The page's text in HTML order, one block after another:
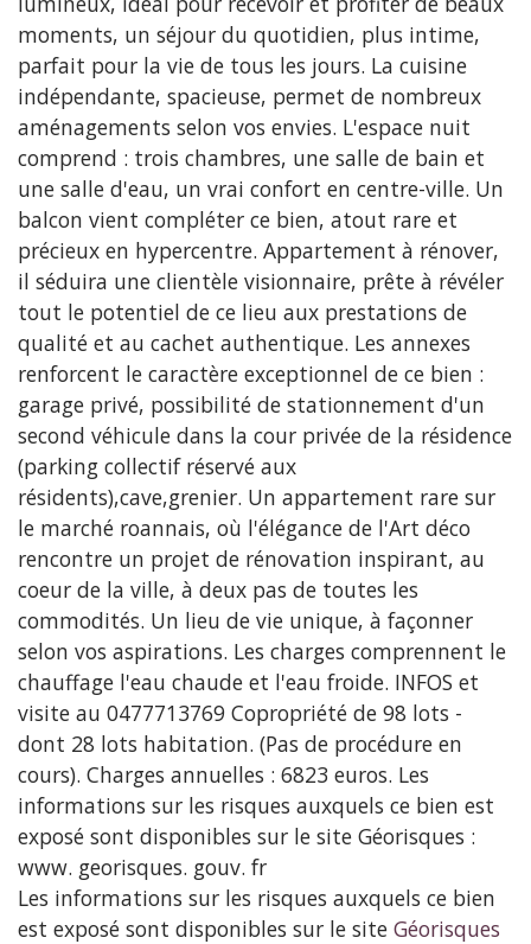
moments, un séjour du quotidien, plus intime,
parfait pour la vie de tous les jours. La cuisine
indépendante, spacieuse, permet de nombreux
aménagements selon vos envies. L'espace nuit
comprend : trois chambres, une salle de bain et
une salle d'eau, un vrai confort en centre-ville. Un
balcon vient compléter ce bien, atout rare et
précieux en hypercentre. Appartement à rénover,
il séduira une clientèle visionnaire, prête à révéler
tout le potentiel de ce lieu aux prestations de
qualité et au cachet authentique. Les annexes
renforcent le caractère exceptionnel de ce bien :
garage privé, possibilité de stationnement d'un
second véhicule dans la cour privée de la résidence
(parking collectif réservé aux
résidents),cave,grenier. Un appartement rare sur
le marché roannais, où l'élégance de l'Art déco
rencontre un projet de rénovation inspirant, au
coeur de la ville, à deux pas de toutes les
commodités. Un lieu de vie unique, à façonner
selon vos aspirations. Les charges comprennent le
chauffage l'eau chaude et l'eau froide. INFOS et
visite au 0477713769 Copropriété de 98 lots -
dont 28 lots habitation. (Pas de procédure en
cours). Charges annuelles : 6823 euros. Les
informations sur les risques auxquels ce bien est
exposé sont disponibles sur le site Géorisques :
www. georisques. gouv. fr
Les informations sur les risques auxquels ce bien
est exposé sont disponibles sur le site Géorisques